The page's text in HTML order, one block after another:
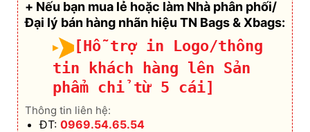
+ Nếu bạn mua lẻ hoặc làm Nhà phân phối/
Đại lý bán hàng nhãn hiệu TN Bags & Xbags:
[Hỗ trợ in Logo/thông
tin khách hàng lên Sản
phẩm chỉ từ 5 cái]
Thông tin liên hệ:
ĐT: 0969.54.65.54